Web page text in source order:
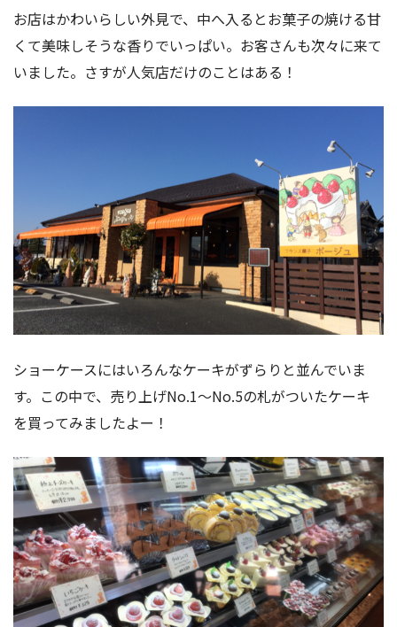
お店はかわいらしい外見で、中へ入るとお菓子の焼ける甘
くて美味しそうな香りでいっぱい。お客さんも次々に来て
いました。さすが人気店だけのことはある！
ショーケースにはいろんなケーキがずらりと並んでいま
す。この中で、売り上げNo.1〜No.5の札がついたケーキ
を買ってみましたよー！